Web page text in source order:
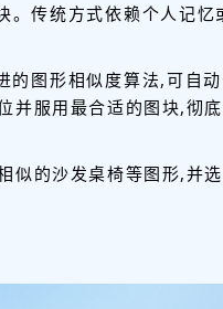
。传统方式依赖个人记
的图形相似度算法,可自
并服用最合适的图块,彻
似的沙发桌椅等图形,并